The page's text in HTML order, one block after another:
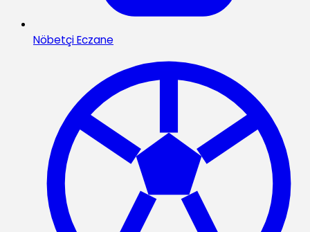
Nöbetçi Eczane